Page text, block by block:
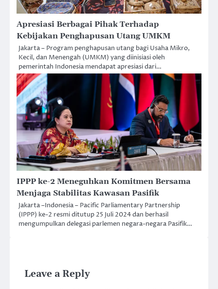
Apresiasi Berbagai Pihak Terhadap
Kebijakan Penghapusan Utang UMKM
Jakarta – Program penghapusan utang bagi Usaha Mikro,
Kecil, dan Menengah (UMKM) yang diinisiasi oleh
pemerintah Indonesia mendapat apresiasi dari…
IPPP ke-2 Meneguhkan Komitmen Bersama
Menjaga Stabilitas Kawasan Pasifik
Jakarta –Indonesia – Pacific Parliamentary Partnership
(IPPP) ke-2 resmi ditutup 25 Juli 2024 dan berhasil
mengumpulkan delegasi parlemen negara-negara Pasifik…
Leave a Reply